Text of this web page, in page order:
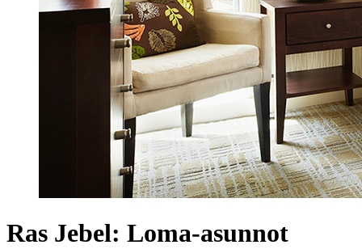
Ras Jebel: Loma-asunnot